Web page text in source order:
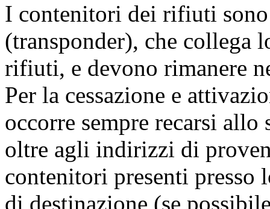
I contenitori dei rifiuti
(transponder), che collega
rifiuti, e devono rimanere
Per la cessazione e
occorre sempre recarsi
oltre agli indirizzi di
contenitori presenti presso
di destinazione (se